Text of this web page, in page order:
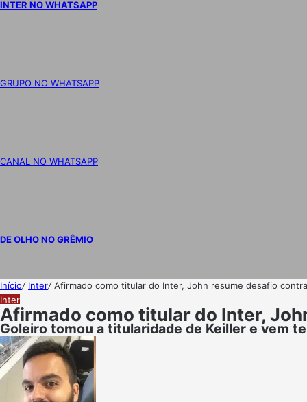
INTER NO WHATSAPP
GRUPO NO WHATSAPP
CANAL NO WHATSAPP
DE OLHO NO GRÊMIO
Início/ Inter/Afirmado como titular do Inter, John resume desafio
Inter
Afirmado como titular do Inter,
Goleiro tomou a titularidade de Keiller e vem